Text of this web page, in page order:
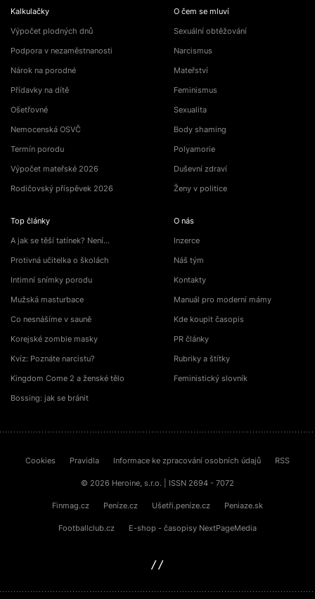
Kalkulačky
Výpočet plodných dnů
Podpora v nezaměstnanosti
Nárok na porodné
Přídavky na dítě
Ošetřovné
Nemocenská OSVČ
Termín porodu
Výpočet mateřské 2026
Rodičovský příspěvek 2026
Top články
A jak se těší tatínek? Není…
Protivná učitelka o školách
Intimní snímky porodu
Mužská masturbace
Co nesnášíme v sauně
Korejské zombie masky
Kvíz: Poznáte narcistu?
Kingdom Come 2 a ženské tělo
Bossing: jak se bránit
O čem se mluví
Sexuální obtěžování
Narcismus
Mateřství
Feminismus
Sexualita
Body shaming
Polyamorie
Duševní zdraví
Ženy v politice
O nás
Inzerce
Náš tým
Kontakty
Manuál pro moderní mámy
Kde koupit časopis
PR články
Rubriky a štítky
Feministický slovník
Cookies Pravidla Informace ke zpracování osobních údajů RSS
© 2026 Heroine, s.r.o. | ISSN 2694 - 7072
Finmag.cz Peníze.cz Ušetři.peníze.cz Peniaze.sk
Footballclub.cz E-shop - časopisy NextPageMedia